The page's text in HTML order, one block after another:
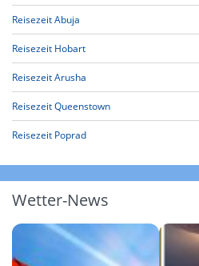
Reisezeit Abuja
Reisezeit Hobart
Reisezeit Arusha
Reisezeit Queenstown
Reisezeit Poprad
Wetter-News